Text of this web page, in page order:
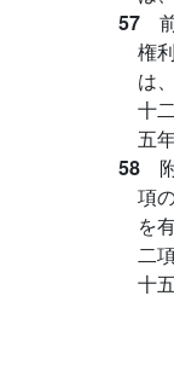
57
権
は
十
五
58
項
を
二
十